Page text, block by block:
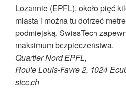
Lozannie (EPFL), około pięć
miasta i można tu dotrzeć
podmiejską. SwissTech
maksimum bezpieczeństwa.
Quartier Nord EPFL,
Route Louis-Favre 2, 1024
stcc.ch